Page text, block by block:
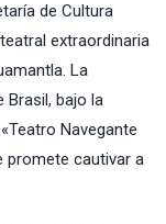
de Cultura
extraordinaria
La
Brasil, bajo la
Navegante
promete cautivar a